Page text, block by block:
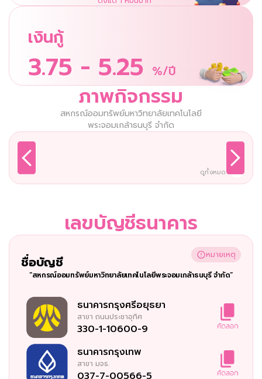
เงินกู้
3.75 - 5.25 %/ปี
ภาพกิจกรรม
สหกรณ์ออมทรัพย์มหาวิทยาลัยเทคโนโลยี
พระจอมเกล้าธนบุรี จำกัด
ดูทั้งหมด
เลขบัญชีธนาคาร
ชื่อบัญชี
หมายเหตุ
“สหกรณ์ออมทรัพย์มหาวิทยาลัยเทคโนโลยีพระจอมเกล้าธนบุรี จำกัด”
ธนาคารกรุงศรีอยุธยา
สาขา ถนนประชาอุทิศ
330-1-10600-9
ธนาคารกรุงเทพ
สาขา มจธ.
037-7-00566-5